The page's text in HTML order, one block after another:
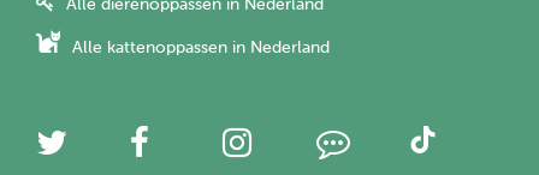
Alle dierenoppassen in Nederland
Alle kattenoppassen in Nederland